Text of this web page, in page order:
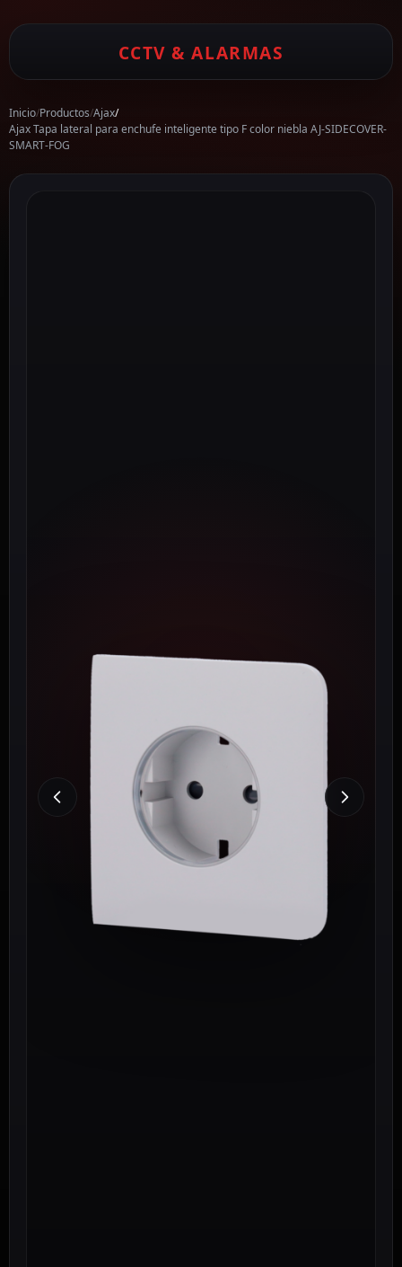
CCTV & ALARMAS
Inicio/Productos/Ajax/
Ajax Tapa lateral para enchufe inteligente tipo F color niebla AJ-SIDECOVER-
SMART-FOG